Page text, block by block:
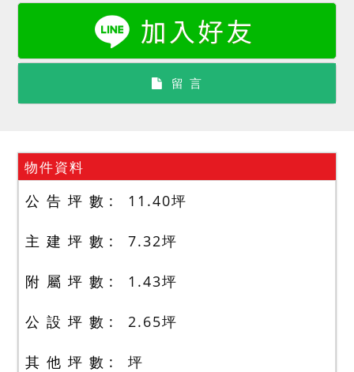
留 言
物件資料
公 告 坪 數 11.40坪
主 建 坪 數 7.32坪
附 屬 坪 數 1.43坪
公 設 坪 數 2.65坪
其 他 坪 數 坪